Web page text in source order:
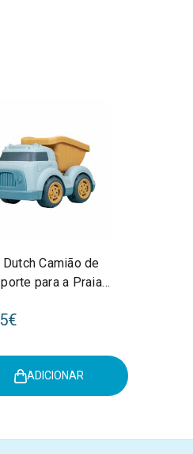
Camião de
para a Praia
2012518
ADICIONAR